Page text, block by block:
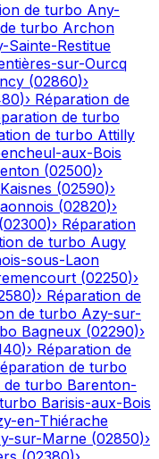
de turbo Any-
turbo Archon
Sainte-Restitue
sur-Ourcq
(02860)›
)› Réparation de
de turbo
de turbo Attilly
aux-Bois
(02500)›
(02590)›
(02820)›
(02300)› Réparation
de turbo Augy
sous-Laon
(02250)›
)› Réparation de
de turbo Azy-sur-
Bagneux (02290)›
)› Réparation de
de turbo
de turbo Barenton-
Barisis-aux-Bois
en-Thiérache
sur-Marne (02850)›